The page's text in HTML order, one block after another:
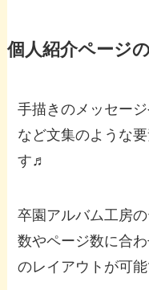
個人紹介ページ
手描きのメッセー
など文集のような
す♬
卒園アルバム工房
数やページ数に合
のレイアウトが可能